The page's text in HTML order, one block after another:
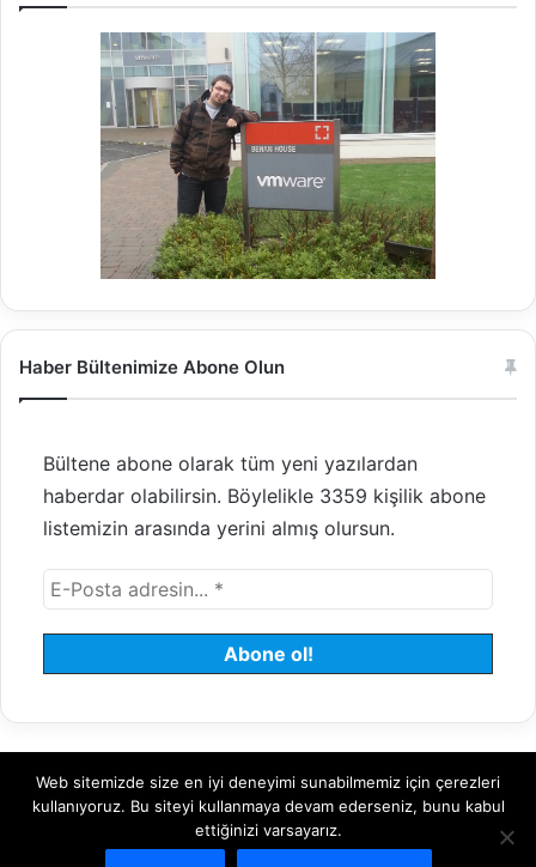
Haber Bültenimize Abone Olun
Bültene abone olarak tüm yeni yazılardan
haberdar olabilirsin. Böylelikle 3359 kişilik abone
listemizin arasında yerini almış olursun.
© 2008 - 2026 Tayfundeğer.com - Tüm hakları saklıdır.
Bulut Sunucu Sanal (VDS) Sunucu Yönetilen Sunucu
Web sitemizde size en iyi deneyimi sunabilmemiz için çerezleri
kullanıyoruz. Bu siteyi kullanmaya devam ederseniz, bunu kabul
ettiğinizi varsayarız.